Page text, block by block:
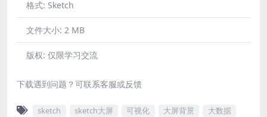
格式: Sketch
文件大小: 2 MB
版权: 仅限学习交流
下载遇到问题？可联系客服或反馈
sketch sketch大屏 可视化 大屏背景
大数据